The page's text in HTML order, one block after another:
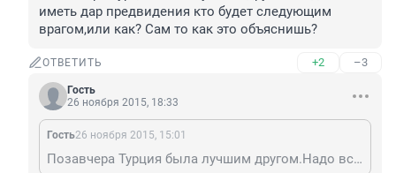
иметь дар предвидения кто будет следующим
врагом,или как? Сам то как это объяснишь?
ОТВЕТИТЬ +2 –3
Гость
26 ноября 2015, 18:33
Гость26 ноября 2015, 15:01
Позавчера Турция была лучшим другом.Надо всем иметь дар предвидения кто будет следующим врагом,или как? Сам то как это объяснишь?